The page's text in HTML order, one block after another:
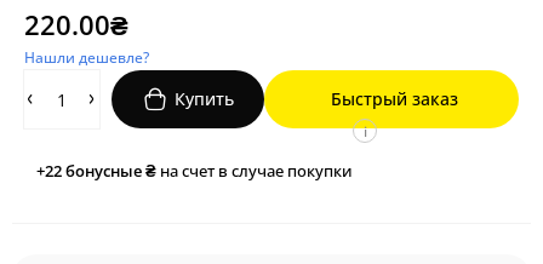
220.00₴
Нашли дешевле?
Купить Быстрый заказ
+22бонусные ₴ на счет в случае покупки
i